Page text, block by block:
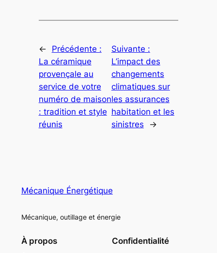
←
Précédente :
La céramique
provençale au
service de votre
numéro de maison
: tradition et style
réunis
Suivante :
L’impact des
changements
climatiques sur
les assurances
habitation et les
sinistres
→
Mécanique Énergétique
Mécanique, outillage et énergie
À propos Confidentialité